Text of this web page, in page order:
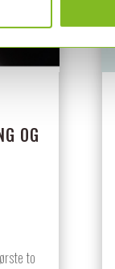
OG
to